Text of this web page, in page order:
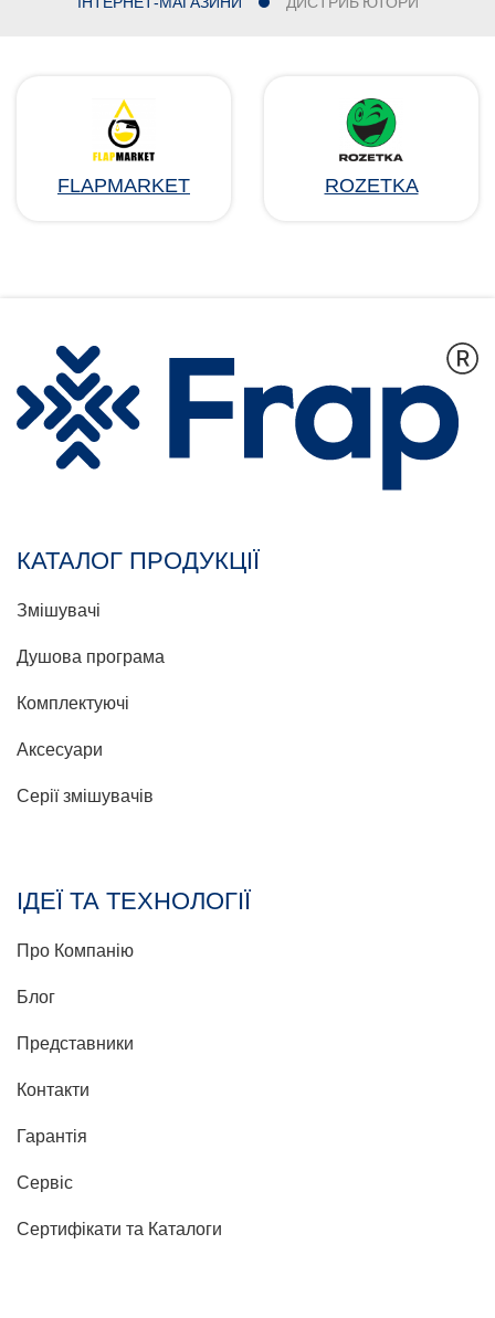
FLAPMARKET ROZETKA
КАТАЛОГ ПРОДУКЦІЇ
Змішувачі
Душова програма
Комплектуючі
Аксесуари
Серії змішувачів
ІДЕЇ ТА ТЕХНОЛОГІЇ
Про Компанію
Блог
Представники
Контакти
Гарантія
Сервіс
Сертифікати та Каталоги